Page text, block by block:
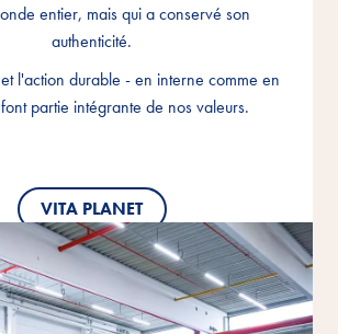
entier, mais qui a conservé son
authenticité.
l'action durable - en interne comme en
partie intégrante de nos valeurs.
VITA PLANET
entier, mais qui a conservé son
authenticité.
l'action durable - en interne comme en
partie intégrante de nos valeurs.
VITA PLANET
entier, mais qui a conservé son
authenticité.
l'action durable - en interne comme en
partie intégrante de nos valeurs.
VITA PLANET